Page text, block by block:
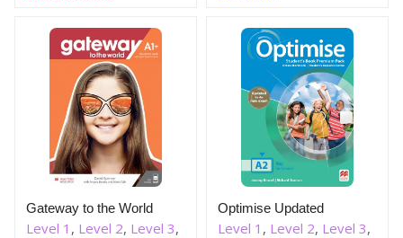
Gateway to the World
Level 1 , Level 2, Level 3,
Optimise Updated
Level 1 , Level 2, Level 3,